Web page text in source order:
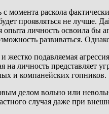
момента раскола
проявляться не лучше.
опыта личность освоила бы
развиваться.
жестко подавляемая
на личность
и компанейских гопников.
делом вольно или
случая даже при